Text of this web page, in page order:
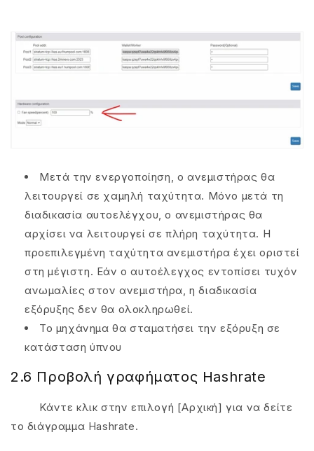
Μετά την ενεργοποίηση, ο ανεμιστήρας θα
λειτουργεί σε χαμηλή ταχύτητα. Μόνο μετά τη
διαδικασία αυτοελέγχου, ο ανεμιστήρας θα
αρχίσει να λειτουργεί σε πλήρη ταχύτητα. Η
προεπιλεγμένη ταχύτητα ανεμιστήρα έχει οριστεί
στη μέγιστη. Εάν ο αυτοέλεγχος εντοπίσει τυχόν
ανωμαλίες στον ανεμιστήρα, η διαδικασία
εξόρυξης δεν θα ολοκληρωθεί.
Το μηχάνημα θα σταματήσει την εξόρυξη σε
κατάσταση ύπνου
2.6 Προβολή γραφήματος Hashrate
Κάντε κλικ στην επιλογή [Αρχική] για να δείτε
το διάγραμμα Hashrate.